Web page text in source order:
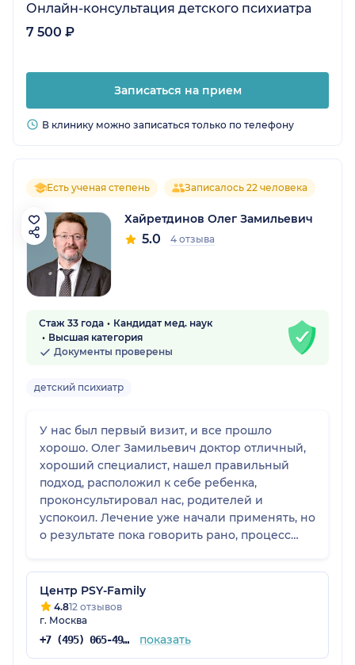
Онлайн-консультация детского психиатра
7 500 ₽
Записаться на прием
В клинику можно записаться только по телефону
Есть ученая степень Записалось 22 человека
Хайретдинов Олег Замильевич
5.0 4 отзыва
Стаж 33 года
Кандидат мед. наук
Высшая категория
Документы проверены
детский психиатр
У нас был первый визит, и все прошло
хорошо. Олег Замильевич доктор отличный,
хороший специалист, нашел правильный
подход, расположил к себе ребенка,
проконсультировал нас, родителей и
успокоил. Лечение уже начали применять, но
о результате пока говорить рано, процесс
Центр PSY-Family
4.812 отзывов
г. Москва
+7 (495) 065-49-88 показать